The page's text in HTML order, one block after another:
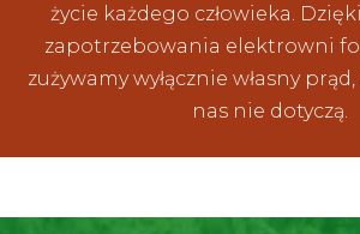
życie każdego człowieka.
zapotrzebowania elektrowni
zużywamy wyłącznie własny
nas nie dotyczą.